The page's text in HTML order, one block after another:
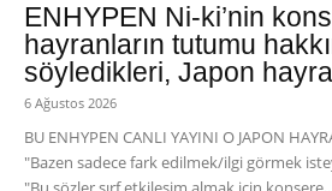
ENHYPEN Ni-ki’nin
hayranların tutumu
söyledikleri, Japon
6 Ağustos 2026
BU ENHYPEN CANLI YAYINI O JAPON
"Bazen sadece fark edilmek/ilgi görmek